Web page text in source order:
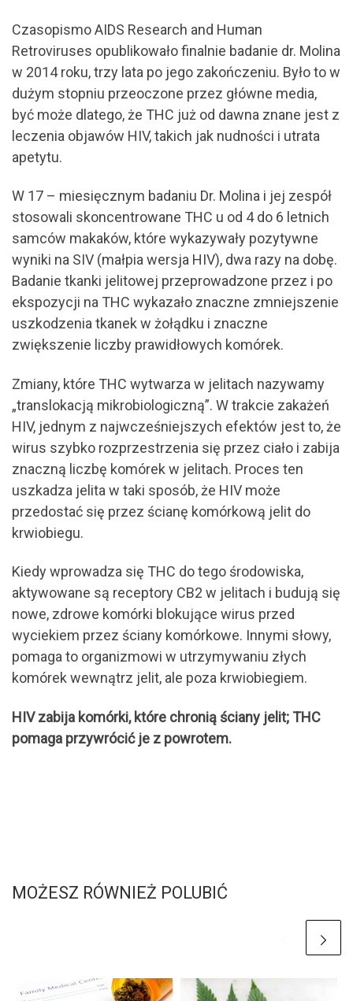
Czasopismo AIDS Research and Human
Retroviruses opublikowało finalnie badanie dr. Molina
w 2014 roku, trzy lata po jego zakończeniu. Było to w
dużym stopniu przeoczone przez główne media,
być może dlatego, że THC już od dawna znane jest z
leczenia objawów HIV, takich jak nudności i utrata
apetytu.
W 17 – miesięcznym badaniu Dr. Molina i jej zespół
stosowali skoncentrowane THC u od 4 do 6 letnich
samców makaków, które wykazywały pozytywne
wyniki na SIV (małpia wersja HIV), dwa razy na dobę.
Badanie tkanki jelitowej przeprowadzone przez i po
ekspozycji na THC wykazało znaczne zmniejszenie
uszkodzenia tkanek w żołądku i znaczne
zwiększenie liczby prawidłowych komórek.
Zmiany, które THC wytwarza w jelitach nazywamy
„translokacją mikrobiologiczną”. W trakcie zakażeń
HIV, jednym z najwcześniejszych efektów jest to, że
wirus szybko rozprzestrzenia się przez ciało i zabija
znaczną liczbę komórek w jelitach. Proces ten
uszkadza jelita w taki sposób, że HIV może
przedostać się przez ścianę komórkową jelit do
krwiobiegu.
Kiedy wprowadza się THC do tego środowiska,
aktywowane są receptory CB2 w jelitach i budują się
nowe, zdrowe komórki blokujące wirus przed
wyciekiem przez ściany komórkowe. Innymi słowy,
pomaga to organizmowi w utrzymywaniu złych
komórek wewnątrz jelit, ale poza krwiobiegiem.
HIV zabija komórki, które chronią ściany jelit; THC
pomaga przywrócić je z powrotem.
MOŻESZ RÓWNIEŻ POLUBIĆ